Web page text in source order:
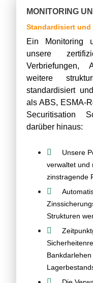
MONITORING
Standardisiert und
Ein Monitoring
unsere
Verbriefungen,
weitere
standardisiert
als ABS, ESMA-
Securitisation
darüber hinaus:
Unsere
verwaltet und
zinstragende
Strukturen